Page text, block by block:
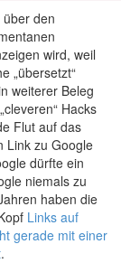
den
wird, weil
„übersetzt“
weiterer Beleg
Hacks
Flut auf das
Link zu Google
dürfte ein
niemals zu
haben die
Links auf
gerade mit einer
.